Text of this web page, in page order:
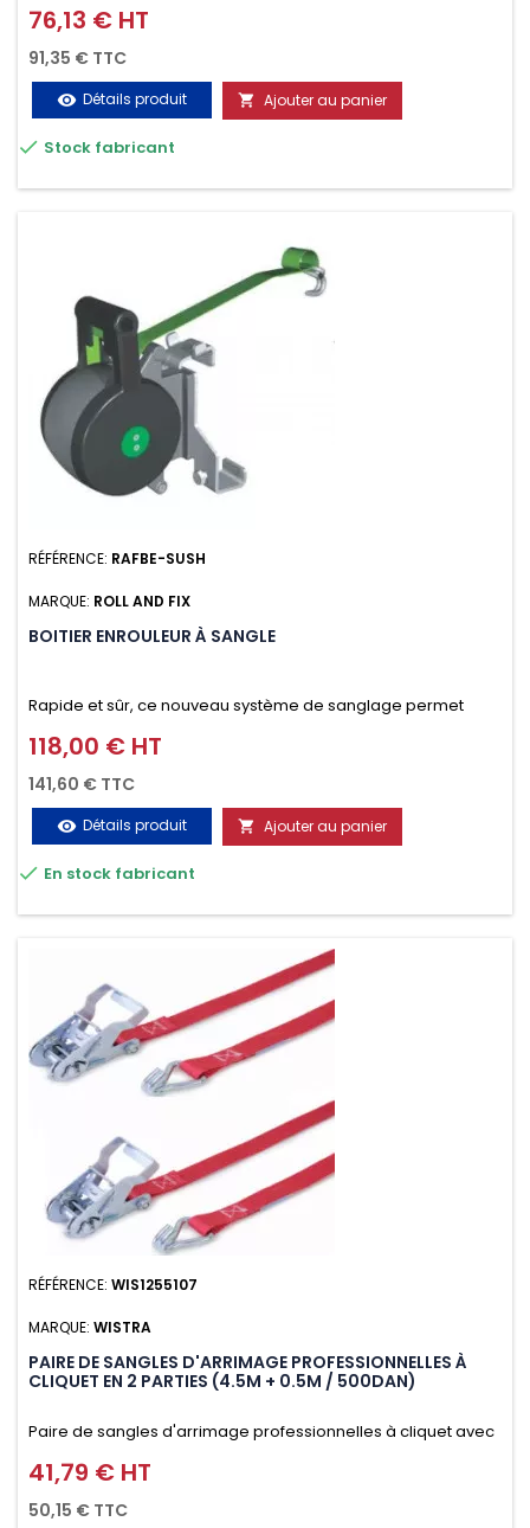
d'un seul geste aussi bien contre le vol que pendant le
transport. Référence vendue par paire.
Prix
76,13 € HT
91,35 € TTC
visibility Détails produit  Ajouter au panier
 Stock fabricant
RÉFÉRENCE: RAFBE-SUSH
MARQUE: ROLL AND FIX
BOITIER ENROULEUR À SANGLE
Rapide et sûr, ce nouveau système de sanglage permet
d’arrimer le chargement sur la galerie en moins d’une
minute.
Prix
118,00 € HT
141,60 € TTC
visibility Détails produit  Ajouter au panier
 En stock fabricant
RÉFÉRENCE: WIS1255107
MARQUE: WISTRA
PAIRE DE SANGLES D'ARRIMAGE PROFESSIONNELLES À
CLIQUET EN 2 PARTIES (4.5M + 0.5M / 500DAN)
Paire de sangles d'arrimage professionnelles à cliquet avec
crochet en 2 parties (4.5M + 0.5M / 500daN), simple et rapide
d'utilisation. Permet d'arrimer et de sécuriser vos
Prix
41,79 € HT
50,15 € TTC